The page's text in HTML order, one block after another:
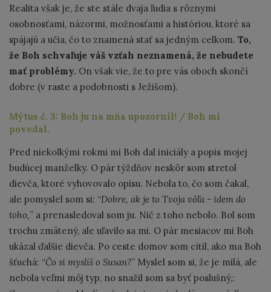
Realita však je, že ste stále dvaja ľudia s rôznymi
osobnosťami, názormi, možnosťami a históriou, ktoré sa
spájajú a učia, čo to znamená stať sa jedným celkom. To,
že Boh schvaľuje váš vzťah neznamená, že nebudete
mať problémy. On však vie, že to pre vás oboch skončí
dobre (v raste a podobnosti s Ježišom).
Mýtus č. 3: Boh ju na mňa upozornil! / Boh mi
povedal.
Pred niekoľkými rokmi mi Boh dal iniciály a popis mojej
budúcej manželky. O pár týždňov neskôr som stretol
dievča, ktoré vyhovovalo opisu. Nebola to, čo som čakal,
ale pomyslel som si: “Dobre, ak je to Tvoja vôľa - idem do
toho,” a prenasledoval som ju. Nič z toho nebolo. Bol som
trochu zmätený, ale uľavilo sa mi. O pár mesiacov mi Boh
ukázal ďalšie dievča. Po ceste domov som cítil, ako ma Boh
šťuchá: “Čo si myslíš o Susan?” Myslel som si, že je milá, ale
nebola veľmi môj typ, no snažil som sa byť poslušný,: